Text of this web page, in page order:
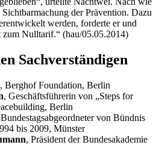
Sichtbarmachung der Prävention. Dazu
werden, forderte er und
Nulltarif.“ (hau/05.05.2014)
Sachverständigen
, Berghof Foundation, Berlin
, Geschäftsführerin von „Steps for
Berlin
von Bündnis
bis 2009, Münster
, Präsident der Bundesakademie